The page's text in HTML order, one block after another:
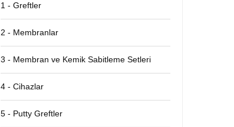
1 - Greftler
2 - Membranlar
3 - Membran ve Kemik Sabitleme Setleri
4 - Cihazlar
5 - Putty Greftler